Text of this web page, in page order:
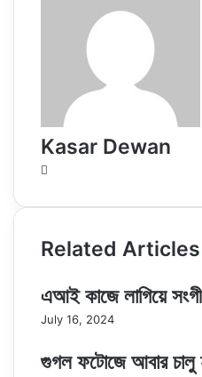
Kasar Dewan
Related Articles
এআই কাজে লাগিয়ে
July 16, 2024
গুগল ফটোজে আবার